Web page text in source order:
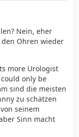
Nein, eher
den Ohren wieder
more Urologist
only be
sind die meisten
zu schätzen
seinem
Sinn macht